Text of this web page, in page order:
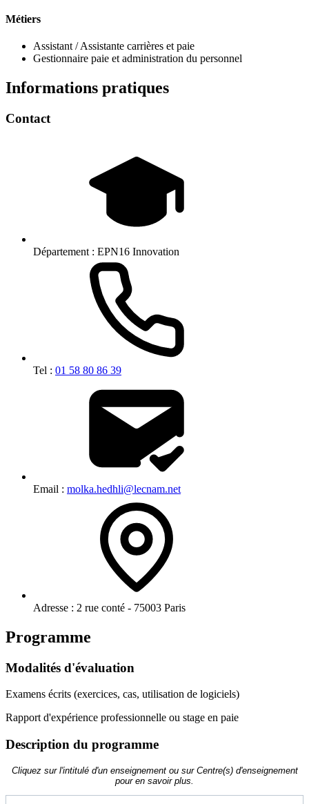
Métiers
Assistant / Assistante carrières et paie
Gestionnaire paie et administration du personnel
Informations pratiques
Contact
Département : EPN16 Innovation
Tel : 01 58 80 86 39
Email : molka.hedhli@lecnam.net
Adresse : 2 rue conté - 75003 Paris
Programme
Modalités d'évaluation
Examens écrits (exercices, cas, utilisation de logiciels)
Rapport d'expérience professionnelle ou stage en paie
Description du programme
Cliquez sur l'intitulé d'un enseignement ou sur Centre(s) d'enseignement
pour en savoir plus.